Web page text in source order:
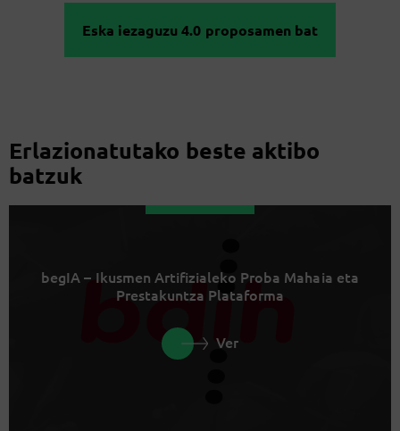
Eska iezaguzu 4.0 proposamen bat
Erlazionatutako beste aktibo
batzuk
begIA – Ikusmen Artifizialeko Proba Mahaia eta
Prestakuntza Plataforma
Ver